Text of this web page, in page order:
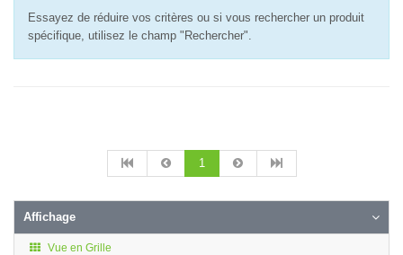
Essayez de réduire vos critères ou si vous rechercher un produit
spécifique, utilisez le champ "Rechercher".
1
Affichage
Vue en Grille